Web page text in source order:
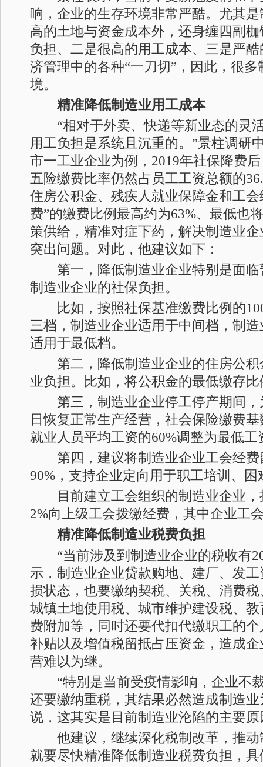
响，企业的生存环境非常严酷。尤其
高的土地与资金成本外，还身缠四副
负担、二是很高的用工成本、三是严
济管理中的各种“一刀切”，因此，很
境。
精准降低制造业用工成本
“相对于外卖、快递等新业态的灵
用工负担是系统且沉重的。”景柱调研
市一工业企业为例，2019年社保降费
五险缴费比率仍然占员工工资总额的
住房公积金、残疾人就业保障金和工
费”的缴费比例最高约为63%、最低也
策供给，精准对症下药，解决制造业
突出问题。对此，他建议如下：
第一，降低制造业企业特别是面临
制造业企业的社保负担。
比如，按照社保基准缴费比例的
三档，制造业企业适用于中间档，制
适用于最低档。
第二，降低制造业企业的住房公积
业负担。比如，将公积金的最低缴存比
第三，制造业企业停工停产期间，
日恢复正常生产经营，社会保险缴费
就业人员平均工资的60%调整为最低工
第四，建议将制造业企业工会经费
90%，支持企业定向用于职工培训、困
目前建立工会组织的制造业企业，
2%向上级工会拨缴经费，其中企业工
精准降低制造业税费负担
“当前涉及到制造业企业的税收有
示，制造业企业贷款购地、建厂、发
损状态，也要缴纳契税、关税、消费
城镇土地使用税、城市维护建设税、
费附加等，同时还要代扣代缴职工的
补贴以及增值税留抵占压资金，造成
营难以为继。
“特别是当前受疫情影响，企业不
还要缴纳重税，其结果必然造成制造
说，这其实是目前制造业沦陷的主要
他建议，继续深化税制改革，推动
就要尽快精准降低制造业税费负担，